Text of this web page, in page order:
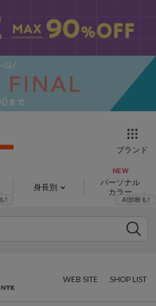
ブランド
身長別
パーソナル
カラー
SHOP LIST
WEB SITE